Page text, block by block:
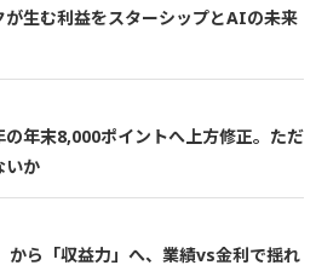
生む利益をスターシップとAIの未来
の年末8,000ポイントへ上方修正。ただ
いか
から「収益力」へ、業績vs金利で揺れ